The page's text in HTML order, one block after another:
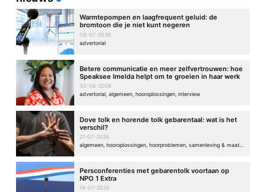
Kees van der Voort
Fijn om te lezen, informatief, persoonlijk en met humor
geschreven. De foto’s zijn geweldig. Ik wens je nog een
goede reis en ben benieuwd naar het vervolg!
Vera Schutte Groot 22/06/2023 18:44
Wat geweldig om te lezen wat ben jij een kei!! En hoop dat
het allemaal goed mag gaan!!! Heel veel succes en
beterschap dikke knuffel liefs van ons ????
Warmtepompen en laagfrequent geluid: de
bromtoon die je niet kunt negeren
09-07-2026
advertorial
Betere communicatie en meer zelfvertrouwen: hoe
Speaksee Imelda helpt om te groeien in haar werk
30-06-2026
advertorial, algemeen, hooroplossingen, interview
Dove tolk en horende tolk gebarentaal: wat is het
verschil?
21-07-2026
algemeen, hooroplossingen, hoorproblemen, samenleving & maatschappij
Persconferenties met gebarentolk voortaan op
NPO 1 Extra
14-07-2026